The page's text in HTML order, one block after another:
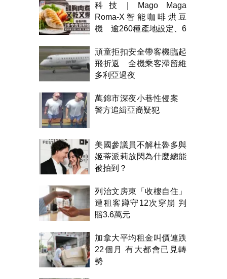
科技｜Mago Maga
Roma-X智能咖啡烘豆
機 逾260種產地設定、6
頑童拒扣安全帶客機臨起
飛折返 全機乘客滯留維
多利亞過夜
萬錦市深夜小巷性侵案
警方追緝亞裔疑犯
美國參議員不解杜魯多與
姬蒂派莉放閃為什麼總能
被拍到？
列治文房東「收樓自住」
遭租客蹲守12次穿崩 判
賠3.6萬元
加拿大平均租金叫價連跌
22個月 有大都會已見轉
勢